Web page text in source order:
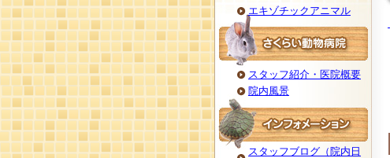
エキゾチックアニマル
スタッフ紹介・医院概要
院内風景
スタッフブログ（院内日